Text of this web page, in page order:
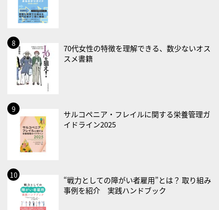
・大腸がん検診の日
・防災の日
2026/09/02(水)
・がん征圧月間
・世界アルツハイマー月間
・健康増進普及月間
・職場の健康診断実施強化月間
2026/09/03(木)
・がん征圧月間
・健康増進普及月間
・歯ヂカラ探究月間
・職場の健康診断実施強化月間
70代女性の特徴を理解できる、数少ないオス
スメ書籍
サルコペニア・フレイルに関する栄養管理ガ
イドライン2025
“戦力としての障がい者雇用”とは？ 取り組み
事例を紹介 実践ハンドブック